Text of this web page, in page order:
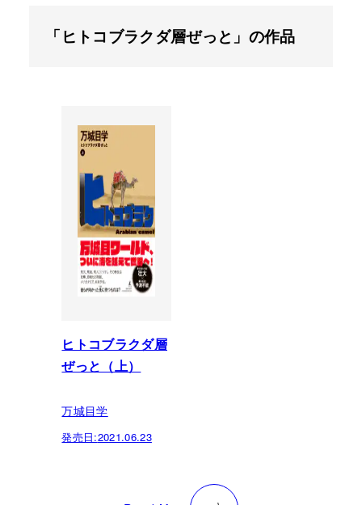
「ヒトコブラクダ層ぜっと」の作品
ヒトコブラクダ層
ぜっと（上）
万城目学
発売日:2021.06.23